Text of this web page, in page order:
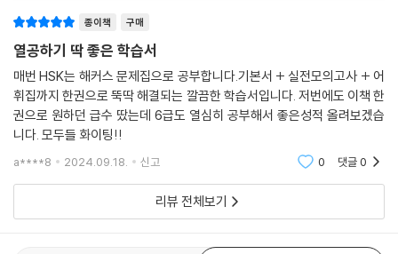
정답
실전모의고사 제4회
답안지
정답
실전모의고사 제5회
답안지
종이책 구매
열공하기 딱 좋은 학습서
매번 HSK는 해커스 문제집으로 공부합니다.기본서 + 실전모의고사 + 어
휘집까지 한권으로 뚝딱 해결되는 깔끔한 학습서입니다. 저번에도 이책 한
권으로 원하던 급수 땄는데 6급도 열심히 공부해서 좋은성적 올려보겠습
니다. 모두들 화이팅!!
a****8 2024.09.18. 신고 0 댓글0
리뷰 전체보기